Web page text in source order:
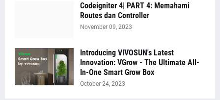
Codeigniter 4| PART 4: Memahami
Routes dan Controller
November 09, 2023
Introducing VIVOSUN's Latest
Innovation: VGrow - The Ultimate All-
In-One Smart Grow Box
October 24, 2023